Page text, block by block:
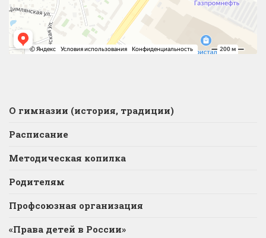
О гимназии (история, традиции)
Расписание
Методическая копилка
Родителям
Профсоюзная организация
«Права детей в России»